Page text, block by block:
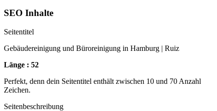
SEO Inhalte
Seitentitel
Gebäudereinigung und Büroreinigung in Hamburg | Ruiz
Länge : 52
Perfekt, denn dein Seitentitel enthält zwischen 10 und 70 Anzahl
Zeichen.
Seitenbeschreibung